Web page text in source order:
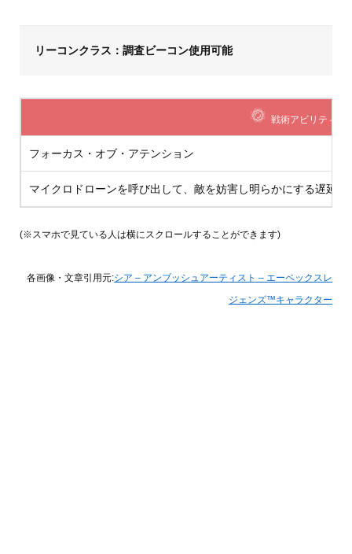
リーコンクラス：調査ビーコン使用可能
戦術アビリティ
フォーカス・オブ・アテンション
マイクロドローンを呼び出して、敵を妨害し明らかにする遅延
(※スマホで見ている人は横にスクロールすることができます)
各画像・文章引用元:シア – アンブッシュアーティスト – エーペックスレ
ジェンズ™キャラクター